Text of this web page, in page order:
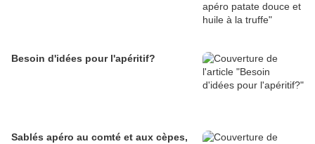
Besoin d'idées pour l'apéritif?
Sablés apéro au comté et aux cèpes,